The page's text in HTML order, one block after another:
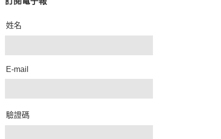
姓名
E-mail
驗證碼